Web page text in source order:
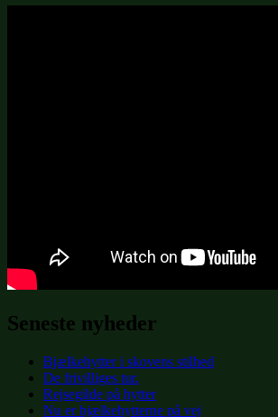
Seneste nyheder
Bjælkehytter i skovens stilhed
De frivilliges tur.
Rejsegilde på hytter
Nu er bjælkehytterne på vej